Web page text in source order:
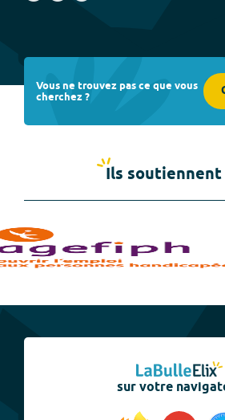
Vous ne trouvez pas ce que vous
cherchez ?
Ils soutiennent
sur votre